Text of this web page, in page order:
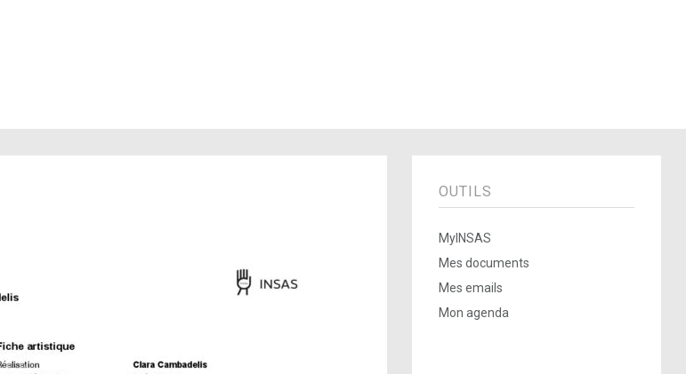
OUTILS
MyINSAS
Mes documents
Mes emails
Mon agenda